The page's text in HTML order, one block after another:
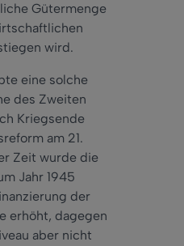
Gütermenge
wird.
eine solche
des Zweiten
Kriegsende
am 21.
Zeit wurde die
Jahr 1945
der
erhöht, dagegen
aber nicht